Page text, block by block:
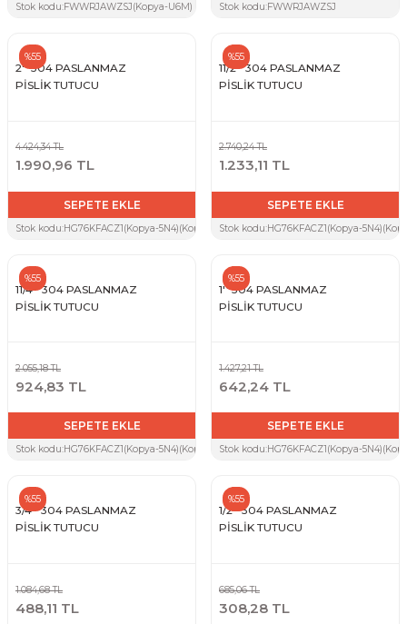
Stok kodu:FWWRJAWZSJ(Kopya-U6M) Stok kodu:FWWRJAWZSJ
2'' 304 PASLANMAZ
PİSLİK TUTUCU
%55
4.424,34 TL
1.990,96 TL
SEPETE EKLE
Stok kodu:HG76KFACZ1(Kopya-5N4)(Kopya-W3M)(Kopya-LU8)(Kopya-KYA)(Kopya-
11/2'' 304 PASLANMAZ
PİSLİK TUTUCU
%55
2.740,24 TL
1.233,11 TL
SEPETE EKLE
Stok kodu:HG76KFACZ1(Kopya-
11/4'' 304 PASLANMAZ
PİSLİK TUTUCU
%55
2.055,18 TL
924,83 TL
SEPETE EKLE
Stok kodu:HG76KFACZ1(Kopya-5N4)(Kopya-W3M)(Kopya-LU8)
1'' 304 PASLANMAZ
PİSLİK TUTUCU
%55
1.427,21 TL
642,24 TL
SEPETE EKLE
Stok kodu:HG76KFACZ1(Kopya-
3/4'' 304 PASLANMAZ
PİSLİK TUTUCU
%55
1.084,68 TL
488,11 TL
1/2'' 304 PASLANMAZ
PİSLİK TUTUCU
%55
685,06 TL
308,28 TL